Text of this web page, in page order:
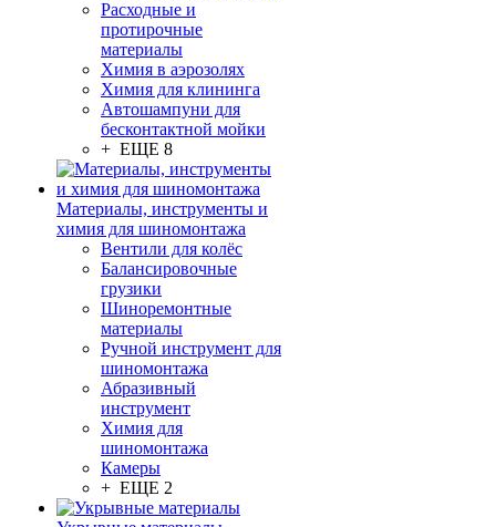
Расходные и
протирочные
материалы
Химия в аэрозолях
Химия для клининга
Автошампуни для
бесконтактной мойки
+ ЕЩЕ 8
Материалы, инструменты и
химия для шиномонтажа
Вентили для колёс
Балансировочные
грузики
Шиноремонтные
материалы
Ручной инструмент для
шиномонтажа
Абразивный
инструмент
Химия для
шиномонтажа
Камеры
+ ЕЩЕ 2